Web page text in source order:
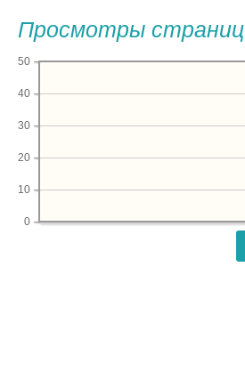
Просмотры страниц
0
10
20
30
40
50